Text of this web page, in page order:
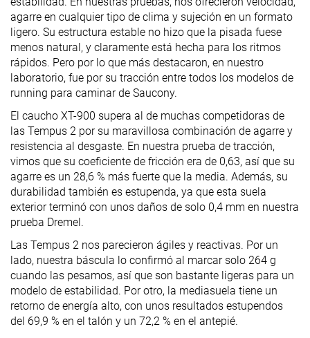
agarre en cualquier tipo de clima y sujeción en un formato
ligero. Su estructura estable no hizo que la pisada fuese
menos natural, y claramente está hecha para los ritmos
rápidos. Pero por lo que más destacaron, en nuestro
laboratorio, fue por su tracción entre todos los modelos de
running para caminar de Saucony.
El caucho XT-900 supera al de muchas competidoras de
las Tempus 2 por su maravillosa combinación de agarre y
resistencia al desgaste. En nuestra prueba de tracción,
vimos que su coeficiente de fricción era de 0,63, así que su
agarre es un 28,6 % más fuerte que la media. Además, su
durabilidad también es estupenda, ya que esta suela
exterior terminó con unos daños de solo 0,4 mm en nuestra
prueba Dremel.
Las Tempus 2 nos parecieron ágiles y reactivas. Por un
lado, nuestra báscula lo confirmó al marcar solo 264 g
cuando las pesamos, así que son bastante ligeras para un
modelo de estabilidad. Por otro, la mediasuela tiene un
retorno de energía alto, con unos resultados estupendos
del 69,9 % en el talón y un 72,2 % en el antepié.